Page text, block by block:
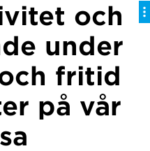
och
under
fritid
på vår